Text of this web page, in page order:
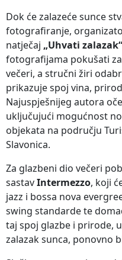
Dok će zalazeće sunce
fotografiranje,
natječaj „Uhvati zalazak“
fotografijama pokušati
večeri, a stručni žiri
prikazuje spoj vina,
Najuspješnijeg autora
uključujući mogućnost
objekata na području
Slavonica.
Za glazbeni dio večeri
sastavIntermezzo, koji
jazz i bossa nova
swing standarde te
taj spoj glazbe i prirode,
zalazak sunca, ponovno